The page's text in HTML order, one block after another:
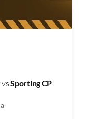
vsSporting CP